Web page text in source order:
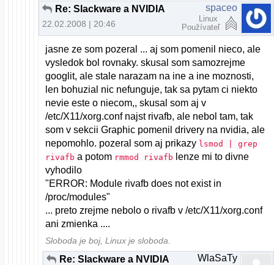
Re: Slackware a NVIDIA
22.02.2008 | 20:46
spaceo
Linux
Používateľ
jasne ze som pozeral ... aj som pomenil nieco, ale
vysledok bol rovnaky. skusal som samozrejme
googlit, ale stale narazam na ine a ine moznosti,
len bohuzial nic nefunguje, tak sa pytam ci niekto
nevie este o niecom,, skusal som aj v
/etc/X11/xorg.conf najst rivafb, ale nebol tam, tak
som v sekcii Graphic pomenil drivery na nvidia, ale
nepomohlo. pozeral som aj prikazy lsmod | grep
rivafb a potom rmmod rivafb lenze mi to divne
vyhodilo
"ERROR: Module rivafb does not exist in
/proc/modules"
... preto zrejme nebolo o rivafb v /etc/X11/xorg.conf
ani zmienka ....
Sloboda je boj, Linux je sloboda.
Re: Slackware a NVIDIA WlaSaTy